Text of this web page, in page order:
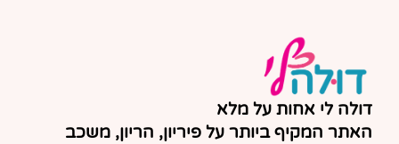
דולה לי אחות על מלא
האתר המקיף ביותר על פיריון, הריון, משכב